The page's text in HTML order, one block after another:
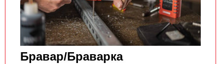
Бравар/Браварка